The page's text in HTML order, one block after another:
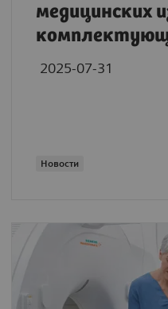
медицинских
2025-07-31
Новости